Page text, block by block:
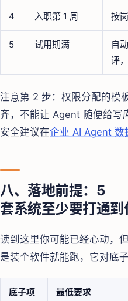
4 入职第 1 周 按
5 试用期满
自
评
注意第 2 步：权限分配的模
齐，不能让 Agent 随便给写
安全建议在企业 AI Agent 数
八、落地前提：5
套系统至少要打通到
读到这里你可能已经心动，
是装个软件就能跑，它对底子
底子项 最低要求